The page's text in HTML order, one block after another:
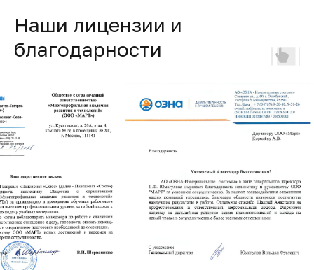
Наши лицензии и
благодарности